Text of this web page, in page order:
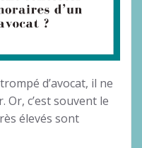
d’avocat, il ne
c’est souvent le
élevés sont